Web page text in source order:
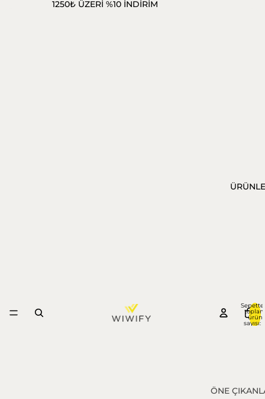
1250₺ ÜZERİ %10 İNDİRİM
ÖNE
ürün
sayısı: